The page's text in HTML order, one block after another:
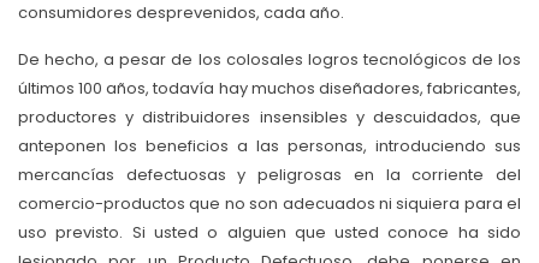
consumidores desprevenidos, cada año.
De hecho, a pesar de los colosales logros tecnológicos de los
últimos 100 años, todavía hay muchos diseñadores, fabricantes,
productores y distribuidores insensibles y descuidados, que
anteponen los beneficios a las personas, introduciendo sus
mercancías defectuosas y peligrosas en la corriente del
comercio-productos que no son adecuados ni siquiera para el
uso previsto. Si usted o alguien que usted conoce ha sido